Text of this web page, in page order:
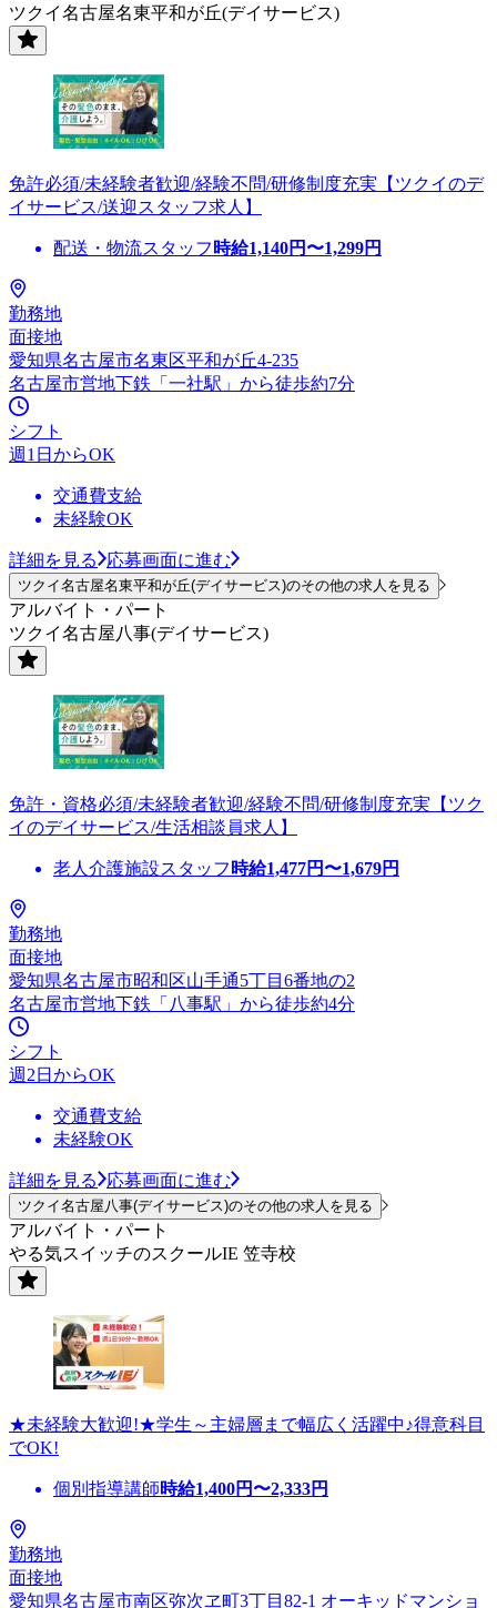
ツクイ名古屋名東平和が丘(デイサービス)
免許必須/未経験者歓迎/経験不問/研修制度充実【ツクイのデ
イサービス/送迎スタッフ求人】
配送・物流スタッフ 時給1,140円〜1,299円
勤務地
面接地
愛知県名古屋市名東区平和が丘4-235
名古屋市営地下鉄「一社駅」から徒歩約7分
シフト
週1日からOK
交通費支給
未経験OK
詳細を見る 応募画面に進む
ツクイ名古屋名東平和が丘(デイサービス)のその他の求人を見る
アルバイト・パート
ツクイ名古屋八事(デイサービス)
免許・資格必須/未経験者歓迎/経験不問/研修制度充実【ツク
イのデイサービス/生活相談員求人】
老人介護施設スタッフ 時給1,477円〜1,679円
勤務地
面接地
愛知県名古屋市昭和区山手通5丁目6番地の2
名古屋市営地下鉄「八事駅」から徒歩約4分
シフト
週2日からOK
交通費支給
未経験OK
詳細を見る 応募画面に進む
ツクイ名古屋八事(デイサービス)のその他の求人を見る
アルバイト・パート
やる気スイッチのスクールIE 笠寺校
★未経験大歓迎!★学生～主婦層まで幅広く活躍中♪得意科目
でOK!
個別指導講師時給1,400円〜2,333円
勤務地
面接地
愛知県名古屋市南区弥次ヱ町3丁目82-1 オーキッドマンショ